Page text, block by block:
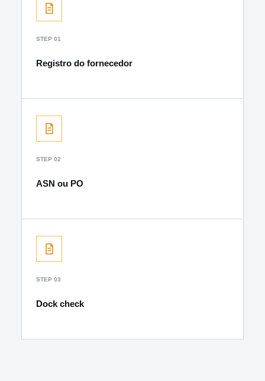
STEP 01
Registro do fornecedor
STEP 02
ASN ou PO
STEP 03
Dock check